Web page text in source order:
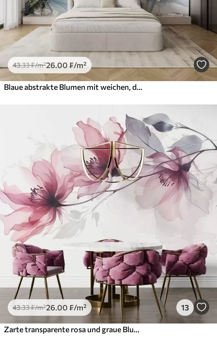
43.33₣/m²26 .00 ₣/m²
43.33₣/m²26 .00 ₣/m² 13